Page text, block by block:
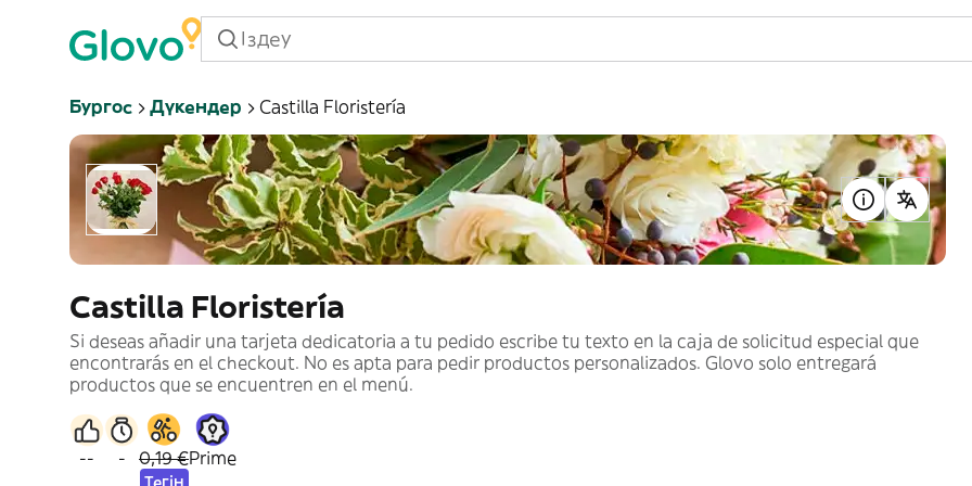
Бургос Дүкендер Castilla Floristería
Castilla Floristería
Si deseas añadir una tarjeta dedicatoria a tu pedido escribe tu texto en la caja de solicitud especial que
encontrarás en el checkout. No es apta para pedir productos personalizados. Glovo solo entregará
productos que se encuentren en el menú.
-- - 0,19 €
Тегін
Prime